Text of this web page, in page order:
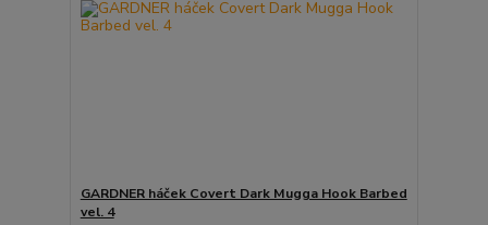
GARDNER háček Covert Dark Mugga Hook Barbed
vel. 4